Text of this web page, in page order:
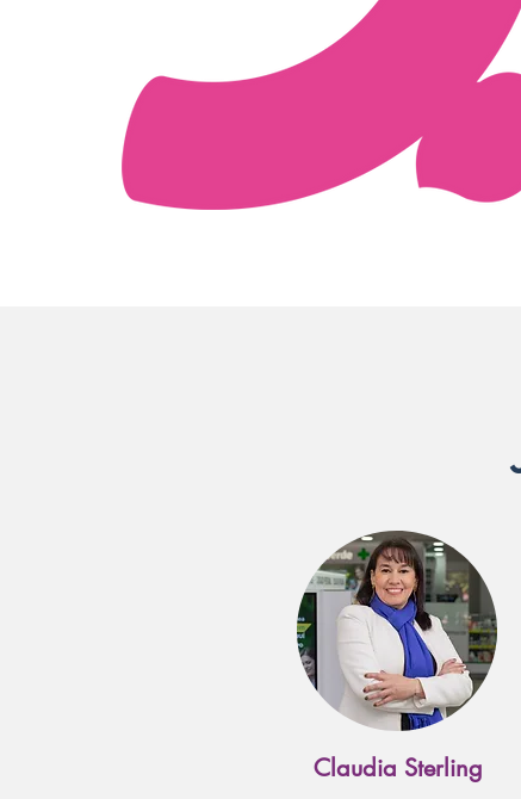
Claudia Sterling